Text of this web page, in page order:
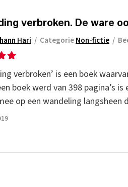
verbroken. De ware
Hari / CategorieNon-fictie /
verbroken’ is een boek
boek werd van 398 pagina’s
op een wandeling langsheen